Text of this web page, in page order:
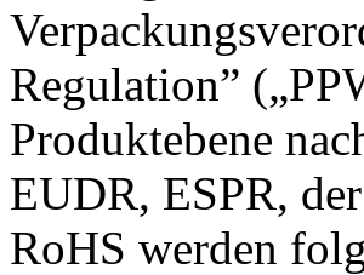
Regulation”
Produktebene
EUDR, ESPR,
RoHS werden